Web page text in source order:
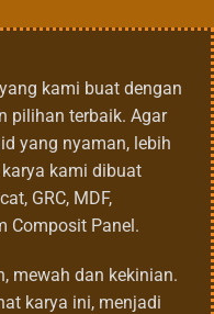
kami buat dengan
pilihan terbaik. Agar
yang nyaman, lebih
kami dibuat
GRC, MDF,
Composit Panel.
mewah dan kekinian.
karya ini, menjadi